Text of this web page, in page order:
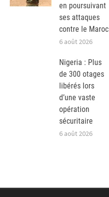
en poursuivant
ses attaques
contre le Maroc
6 août 2026
Nigeria : Plus
de 300 otages
libérés lors
d’une vaste
opération
sécuritaire
6 août 2026